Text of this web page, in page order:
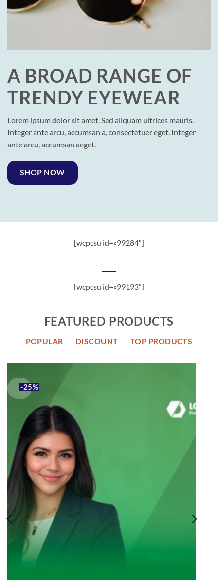
A BROAD RANGE OF
TRENDY EYEWEAR
Lorem ipsum dolor sit amet. Sed aliquam ultrices mauris.
Integer ante arcu, accumsan a, consectetuer eget. Integer
ante arcu, accumsan aeget.
SHOP NOW
[wcpcsu id=»99284″]
[wcpcsu id=»99193″]
FEATURED PRODUCTS
POPULAR DISCOUNT TOP PRODUCTS
-25%